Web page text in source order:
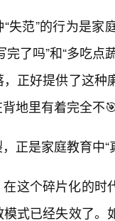
失范”的行为是
完了吗”和“多吃
正好提供了这
地里有着完全不
正是家庭教育中“
这个碎片化的
式已经失效了